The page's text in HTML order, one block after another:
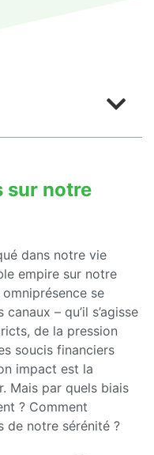
sur notre
dans notre vie
empire sur notre
se
– qu’il s’agisse
de la pression
soucis financiers
impact est la
Mais par quels biais
? Comment
notre sérénité ?